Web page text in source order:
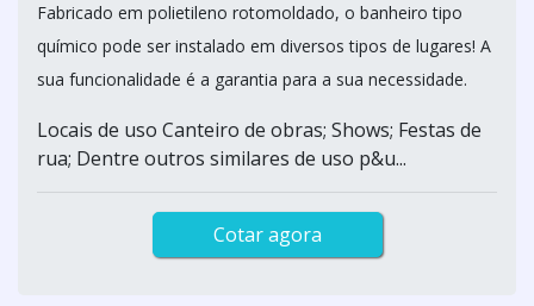
Fabricado em polietileno rotomoldado, o banheiro tipo
químico pode ser instalado em diversos tipos de lugares! A
sua funcionalidade é a garantia para a sua necessidade.
Locais de uso Canteiro de obras; Shows; Festas de
rua; Dentre outros similares de uso p&u...
Cotar agora